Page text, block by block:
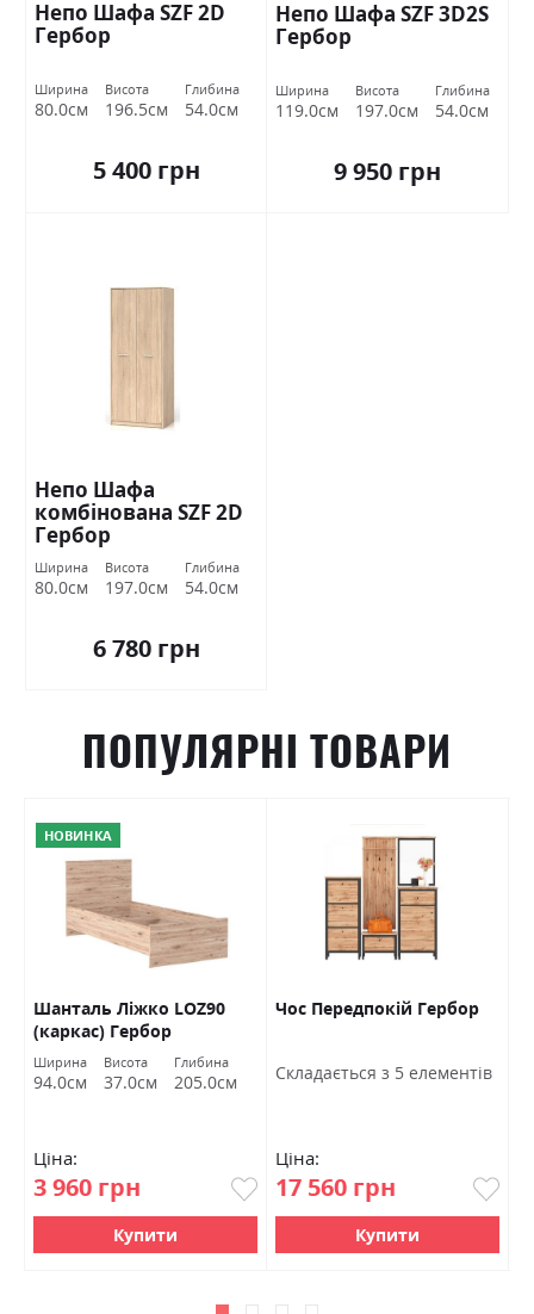
Непо Шафа SZF 2D
Гербор
Ширина
80.0см
Висота
196.5см
Глибина
54.0см
5 400 грн
Непо Шафа SZF 3D2S
Гербор
Ширина
119.0см
Висота
197.0см
Глибина
54.0см
9 950 грн
Непо Шафа
комбінована SZF 2D
Гербор
Ширина
80.0см
Висота
197.0см
Глибина
54.0см
6 780 грн
ПОПУЛЯРНІ ТОВАРИ
НОВИНКА
Шанталь Ліжко LOZ90
(каркас) Гербор
Ширина
94.0см
Висота
37.0см
Глибина
205.0см
Ціна:
3 960 грн
Купити
Чос Передпокій Гербор
Cкладається з 5 елементів
Ціна:
17 560 грн
Купити